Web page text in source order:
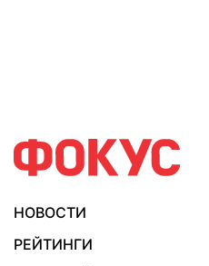
НОВОСТИ
РЕЙТИНГИ